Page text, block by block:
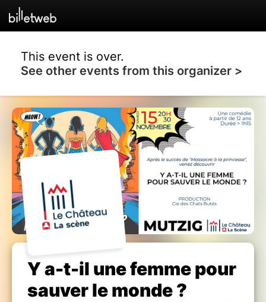
This event is over.
See other events from this organizer >
Y a-t-il une femme pour
sauver le monde ?